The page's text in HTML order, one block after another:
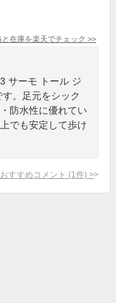
と在庫を楽天でチェック >>
サーモ トール ジ
。足元をシック
防水性に優れてい
でも安定して歩け
すすめコメント (1 件) >